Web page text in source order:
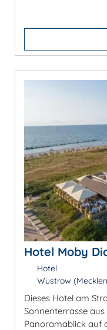
Hotel Moby
Hotel
Wustrow
Dieses Hotel am
Sonnenterrasse
Panoramablick auf